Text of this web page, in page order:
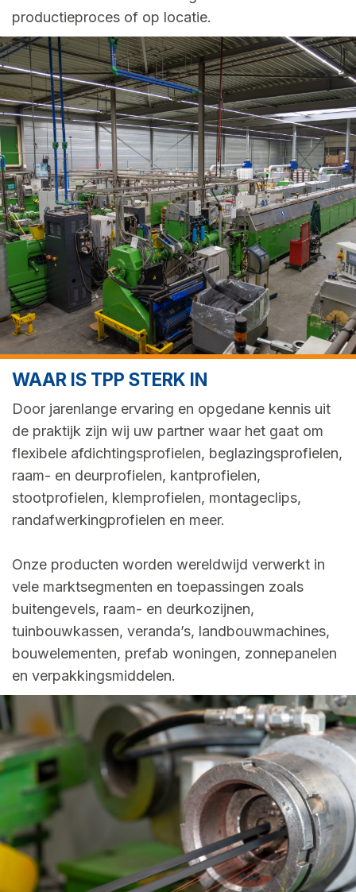
productieproces of op locatie.
WAAR IS TPP STERK IN
Door jarenlange ervaring en opgedane kennis uit
de praktijk zijn wij uw partner waar het gaat om
flexibele afdichtingsprofielen, beglazingsprofielen,
raam- en deurprofielen, kantprofielen,
stootprofielen, klemprofielen, montageclips,
randafwerkingprofielen en meer.
Onze producten worden wereldwijd verwerkt in
vele marktsegmenten en toepassingen zoals
buitengevels, raam- en deurkozijnen,
tuinbouwkassen, veranda’s, landbouwmachines,
bouwelementen, prefab woningen, zonnepanelen
en verpakkingsmiddelen.